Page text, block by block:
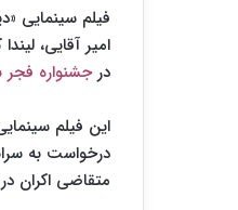
فیلم سینمایی
امیر آقایی،
درجشنواره
درخواست به
متقاضی اکران در نوروز ۹۹ شد. که آن هم